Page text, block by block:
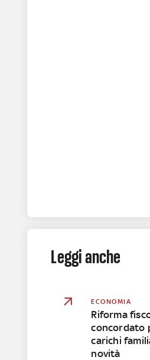
Leggi anche
ECONOMIA
Riforma
concordato
carichi
novità